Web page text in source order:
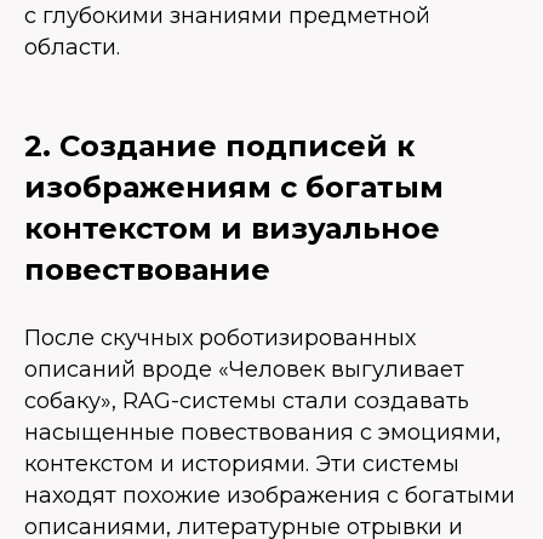
с глубокими знаниями предметной
области.
2. Создание подписей к
изображениям с богатым
контекстом и визуальное
повествование
После скучных роботизированных
описаний вроде «Человек выгуливает
собаку», RAG-системы стали создавать
насыщенные повествования с эмоциями,
контекстом и историями. Эти системы
находят похожие изображения с богатыми
описаниями, литературные отрывки и